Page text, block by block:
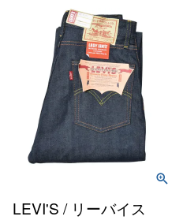
LEVI'S / リーバイス